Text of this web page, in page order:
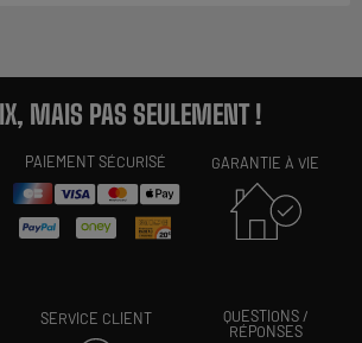
MAIS PAS SEULEMENT !
PAIEMENT SÉCURISÉ GARANTIE À VIE
SERVICE CLIENT
QUESTIONS /
RÉPONSES